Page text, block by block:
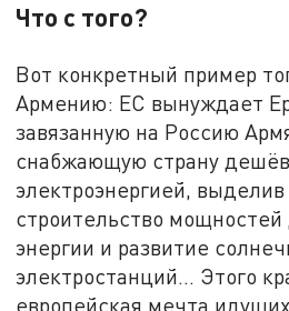
Что с того?
Вот конкретный пример
Армению: ЕС вынуждает
завязанную на Россию
снабжающую страну
электроэнергией,
строительство
энергии и развитие
электростанций… Этого
европейская мечта